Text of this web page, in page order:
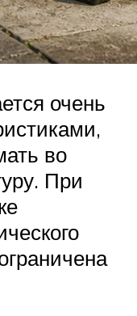
очень
во
При